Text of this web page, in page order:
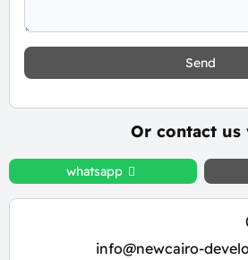
Send
Or contact us
whatsapp
info@newcairo-